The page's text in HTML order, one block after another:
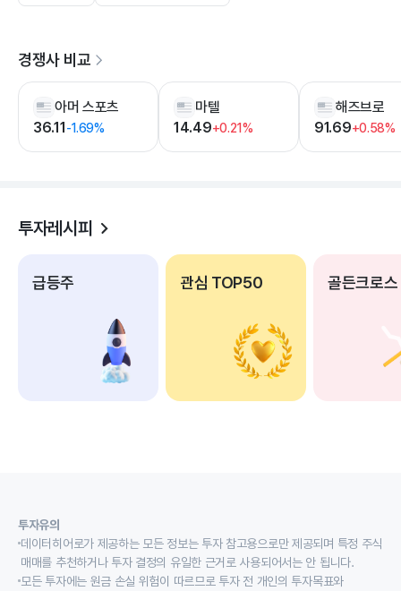
경쟁사 비교
아머 스포츠
36.11-1.69%
마텔
14.49+0.21%
해즈브로
91.69+0.58%
투자레시피
급등주 관심 TOP50 골든크로스
투자유의
데이터히어로가 제공하는 모든 정보는 투자 참고용으로만 제공되며 특정 주식
매매를 추천하거나 투자 결정의 유일한 근거로 사용되어서는 안 됩니다.
모든 투자에는 원금 손실 위험이 따르므로 투자 전 개인의 투자목표와